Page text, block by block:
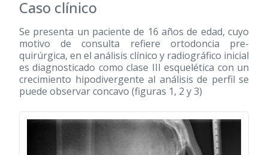
Caso clínico
Se presenta un paciente de 16 años de edad, cuyo
motivo de consulta refiere ortodoncia pre-
quirúrgica, en el análisis clínico y radiográfico inicial
es diagnosticado como clase III esquelética con un
crecimiento hipodivergente al análisis de perfil se
puede observar concavo (figuras 1, 2 y 3)